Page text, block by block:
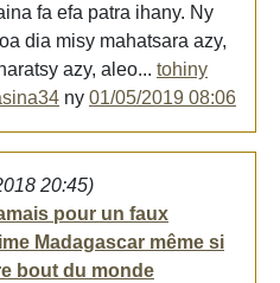
fa efa patra ihany. Ny
dia misy mahatsara azy,
azy, aleo... tohiny
ny 01/05/2019 08:06
20:45)
pour un faux
Madagascar même si
bout du monde